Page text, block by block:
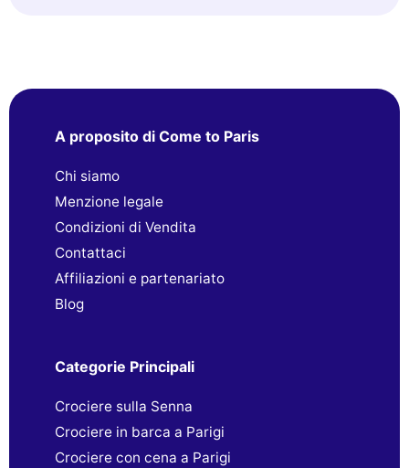
A proposito di Come to Paris
Chi siamo
Menzione legale
Condizioni di Vendita
Contattaci
Affiliazioni e partenariato
Blog
Categorie Principali
Crociere sulla Senna
Crociere in barca a Parigi
Crociere con cena a Parigi